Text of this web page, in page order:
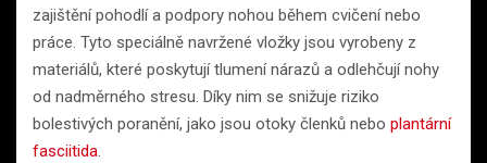
zajištění pohodlí a podpory nohou během cvičení nebo
práce. Tyto speciálně navržené vložky jsou vyrobeny z
materiálů, které poskytují tlumení nárazů a odlehčují nohy
od nadměrného stresu. Díky nim se snižuje riziko
bolestivých poranění, jako jsou otoky členků nebo plantární
fasciitida.